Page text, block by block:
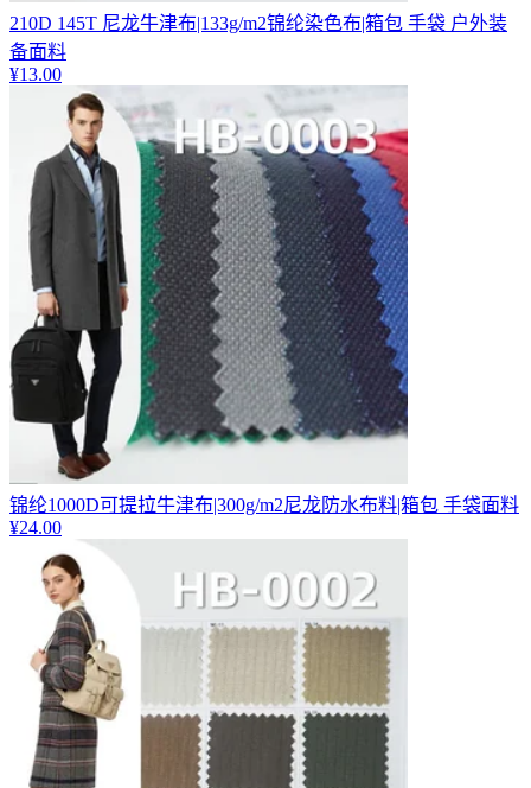
210D 145T 尼龙牛津布|133g/m2锦纶染色布|箱包 手袋 户外装
备面料
¥13.00
锦纶1000D可提拉牛津布|300g/m2尼龙防水布料|箱包 手袋面料
¥24.00